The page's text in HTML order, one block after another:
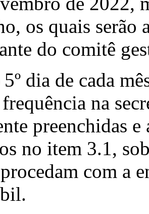
os quais serão
do comitê
dia de cada
na
preenchidas e
no item 3.1,
com a